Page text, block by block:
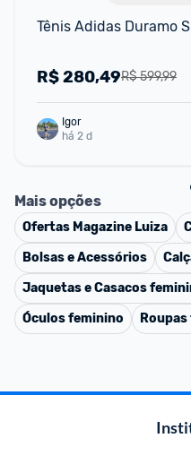
Tênis Adidas Duramo
R$ 599,99
R$280,49
Igor
há 2 d
Mais opções
Ofertas Magazine Luiza
Bolsas e Acessórios
Jaquetas e Casacos
Óculos feminino